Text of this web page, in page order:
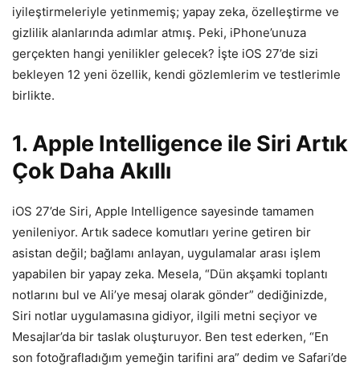
iyileştirmeleriyle yetinmemiş; yapay zeka, özelleştirme ve
gizlilik alanlarında adımlar atmış. Peki, iPhone’unuza
gerçekten hangi yenilikler gelecek? İşte iOS 27’de sizi
bekleyen 12 yeni özellik, kendi gözlemlerim ve testlerimle
birlikte.
1. Apple Intelligence ile Siri Artık
Çok Daha Akıllı
iOS 27’de Siri, Apple Intelligence sayesinde tamamen
yenileniyor. Artık sadece komutları yerine getiren bir
asistan değil; bağlamı anlayan, uygulamalar arası işlem
yapabilen bir yapay zeka. Mesela, “Dün akşamki toplantı
notlarını bul ve Ali’ye mesaj olarak gönder” dediğinizde,
Siri notlar uygulamasına gidiyor, ilgili metni seçiyor ve
Mesajlar’da bir taslak oluşturuyor. Ben test ederken, “En
son fotoğrafladığım yemeğin tarifini ara” dedim ve Safari’de